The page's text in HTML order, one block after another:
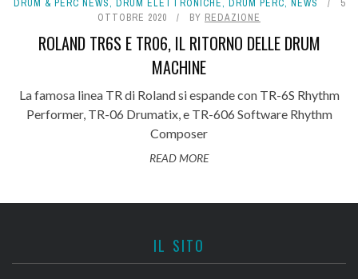
DRUM & PERC NEWS, DRUM ELETTRONICHE, DRUM PERC, NEWS
5
OTTOBRE 2020
BY REDAZIONE
ROLAND TR6S E TR06, IL RITORNO DELLE DRUM
MACHINE
La famosa linea TR di Roland si espande con TR-6S Rhythm
Performer, TR-06 Drumatix, e TR-606 Software Rhythm
Composer
READ MORE
IL SITO